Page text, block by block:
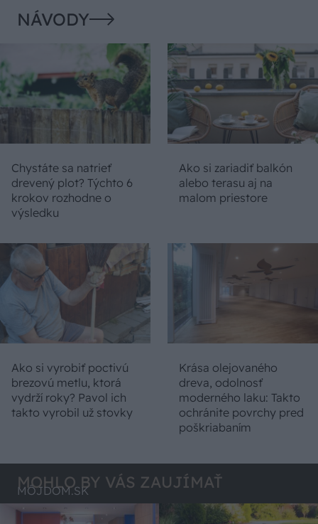
NÁVODY
Chystáte sa natrieť
drevený plot? Týchto 6
krokov rozhodne o
výsledku
Ako si zariadiť balkón
alebo terasu aj na
malom priestore
Ako si vyrobiť poctivú
brezovú metlu, ktorá
vydrží roky? Pavol ich
takto vyrobil už stovky
Krása olejovaného
dreva, odolnosť
moderného laku: Takto
ochránite povrchy pred
poškriabaním
MOHLO BY VÁS ZAUJÍMAŤ
MÔJDOM.SK